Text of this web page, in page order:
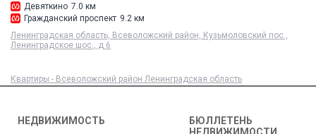
Девяткино 7.0 км
Гражданский проспект 9.2 км
Ленинградская область, Всеволожский район, Кузьмоловский пос.,
Ленинградское шос., д 6
Квартиры - Всеволожский район Ленинградская область
НЕДВИЖИМОСТЬ
БЮЛЛЕТЕНЬ
НЕДВИЖИМОСТИ